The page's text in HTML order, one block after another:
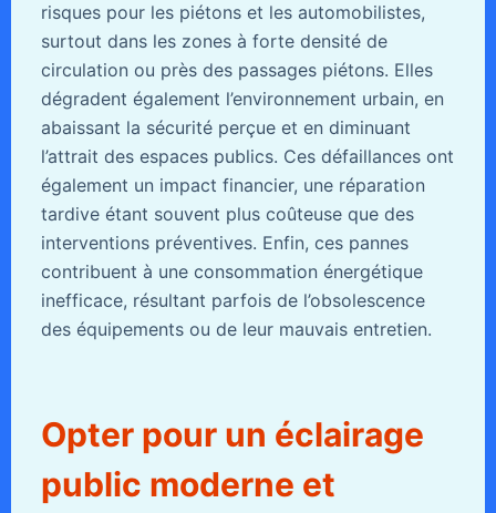
risques pour les piétons et les automobilistes,
surtout dans les zones à forte densité de
circulation ou près des passages piétons. Elles
dégradent également l’environnement urbain, en
abaissant la sécurité perçue et en diminuant
l’attrait des espaces publics. Ces défaillances ont
également un impact financier, une réparation
tardive étant souvent plus coûteuse que des
interventions préventives. Enfin, ces pannes
contribuent à une consommation énergétique
inefficace, résultant parfois de l’obsolescence
des équipements ou de leur mauvais entretien.
Opter pour un éclairage
public moderne et